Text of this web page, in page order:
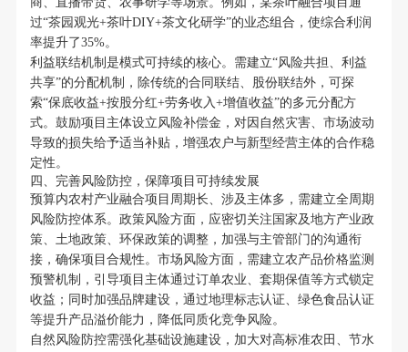
过“茶园观光+茶叶DIY+茶文化研学”的业态组合，使综合利润
率提升了35%。
利益联结机制是模式可持续的核心。需建立“风险共担、利益
共享”的分配机制，除传统的合同联结、股份联结外，可探
索“保底收益+按股分红+劳务收入+增值收益”的多元分配方
式。鼓励项目主体设立风险补偿金，对因自然灾害、市场波动
导致的损失给予适当补贴，增强农户与新型经营主体的合作稳
定性。
四、完善风险防控，保障项目可持续发展
预算内农村产业融合项目周期长、涉及主体多，需建立全周期
风险防控体系。政策风险方面，应密切关注国家及地方产业政
策、土地政策、环保政策的调整，加强与主管部门的沟通衔
接，确保项目合规性。市场风险方面，需建立农产品价格监测
预警机制，引导项目主体通过订单农业、套期保值等方式锁定
收益；同时加强品牌建设，通过地理标志认证、绿色食品认证
等提升产品溢价能力，降低同质化竞争风险。
自然风险防控需强化基础设施建设，加大对高标准农田、节水